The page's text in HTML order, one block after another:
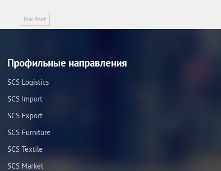
Наш блог
Профильные направления
SCS Logistics
SCS Import
SCS Export
SCS Furniture
SCS Textile
SCS Market